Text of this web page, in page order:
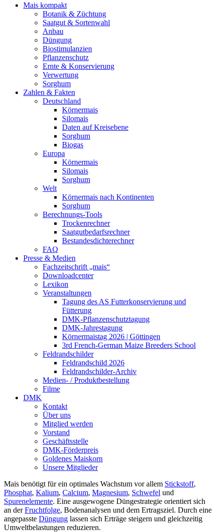
Mais kompakt
Botanik & Züchtung
Saatgut & Sortenwahl
Anbau
Düngung
Biostimulanzien
Pflanzenschutz
Ernte & Konservierung
Verwertung
Sorghum
Zahlen & Fakten
Deutschland
Körnermais
Silomais
Daten auf Kreisebene
Sorghum
Biogas
Europa
Körnermais
Silomais
Sorghum
Welt
Körnermais nach Kontinenten
Sorghum
Berechnungs-Tools
Trockenrechner
Saatgutbedarfsrechner
Bestandesdichterechner
FAQ
Presse & Medien
Fachzeitschrift „mais“
Downloadcenter
Lexikon
Veranstaltungen
Tagung des AS Futterkonservierung und
Fütterung
DMK-Pflanzenschutztagung
DMK-Jahrestagung
Körnermaistag 2026 | Göttingen
3rd French-German Maize Breeders School
Feldrandschilder
Feldrandschild 2026
Feldrandschilder-Archiv
Medien- / Produktbestellung
Filme
DMK
Kontakt
Über uns
Mitglied werden
Vorstand
Geschäftsstelle
DMK-Förderpreis
Goldenes Maiskorn
Unsere Mitglieder
Mais benötigt für ein optimales Wachstum vor allem Stickstoff,
Phosphat, Kalium, Calcium, Magnesium, Schwefel und
Spurenelemente. Eine ausgewogene Düngestrategie orientiert sich
an derFruchtfolge, Bodenanalysen und dem Ertragsziel. Durch eine
angepasste Düngung lassen sich Erträge steigern und gleichzeitig
Umweltbelastungen reduzieren.